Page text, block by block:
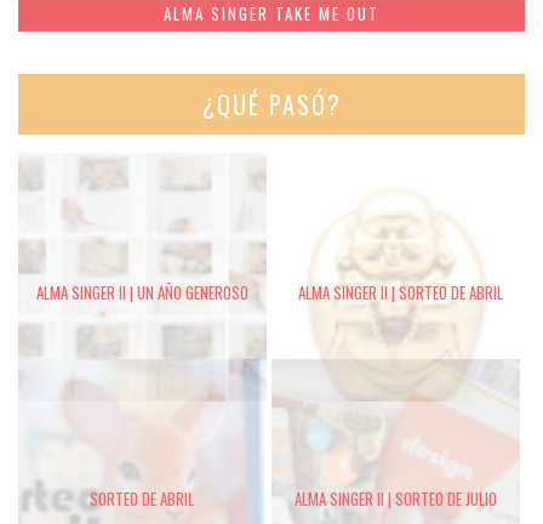
ALMA SINGER TAKE ME OUT
¿QUÉ PASÓ?
ALMA SINGER II | UN AÑO GENEROSO ALMA SINGER II | SORTEO DE ABRIL
SORTEO DE ABRIL ALMA SINGER II | SORTEO DE JULIO